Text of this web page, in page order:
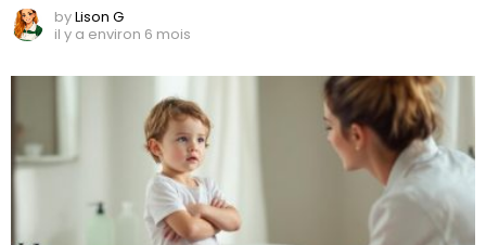
byLison G
il y a environ 6 mois